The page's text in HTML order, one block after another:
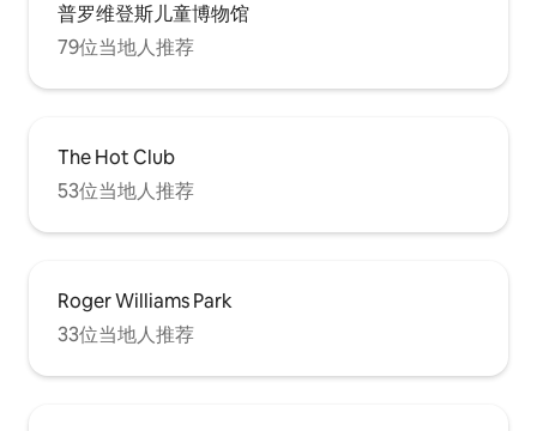
普罗维登斯儿童博物馆
79位当地人推荐
The Hot Club
53位当地人推荐
Roger Williams Park
33位当地人推荐